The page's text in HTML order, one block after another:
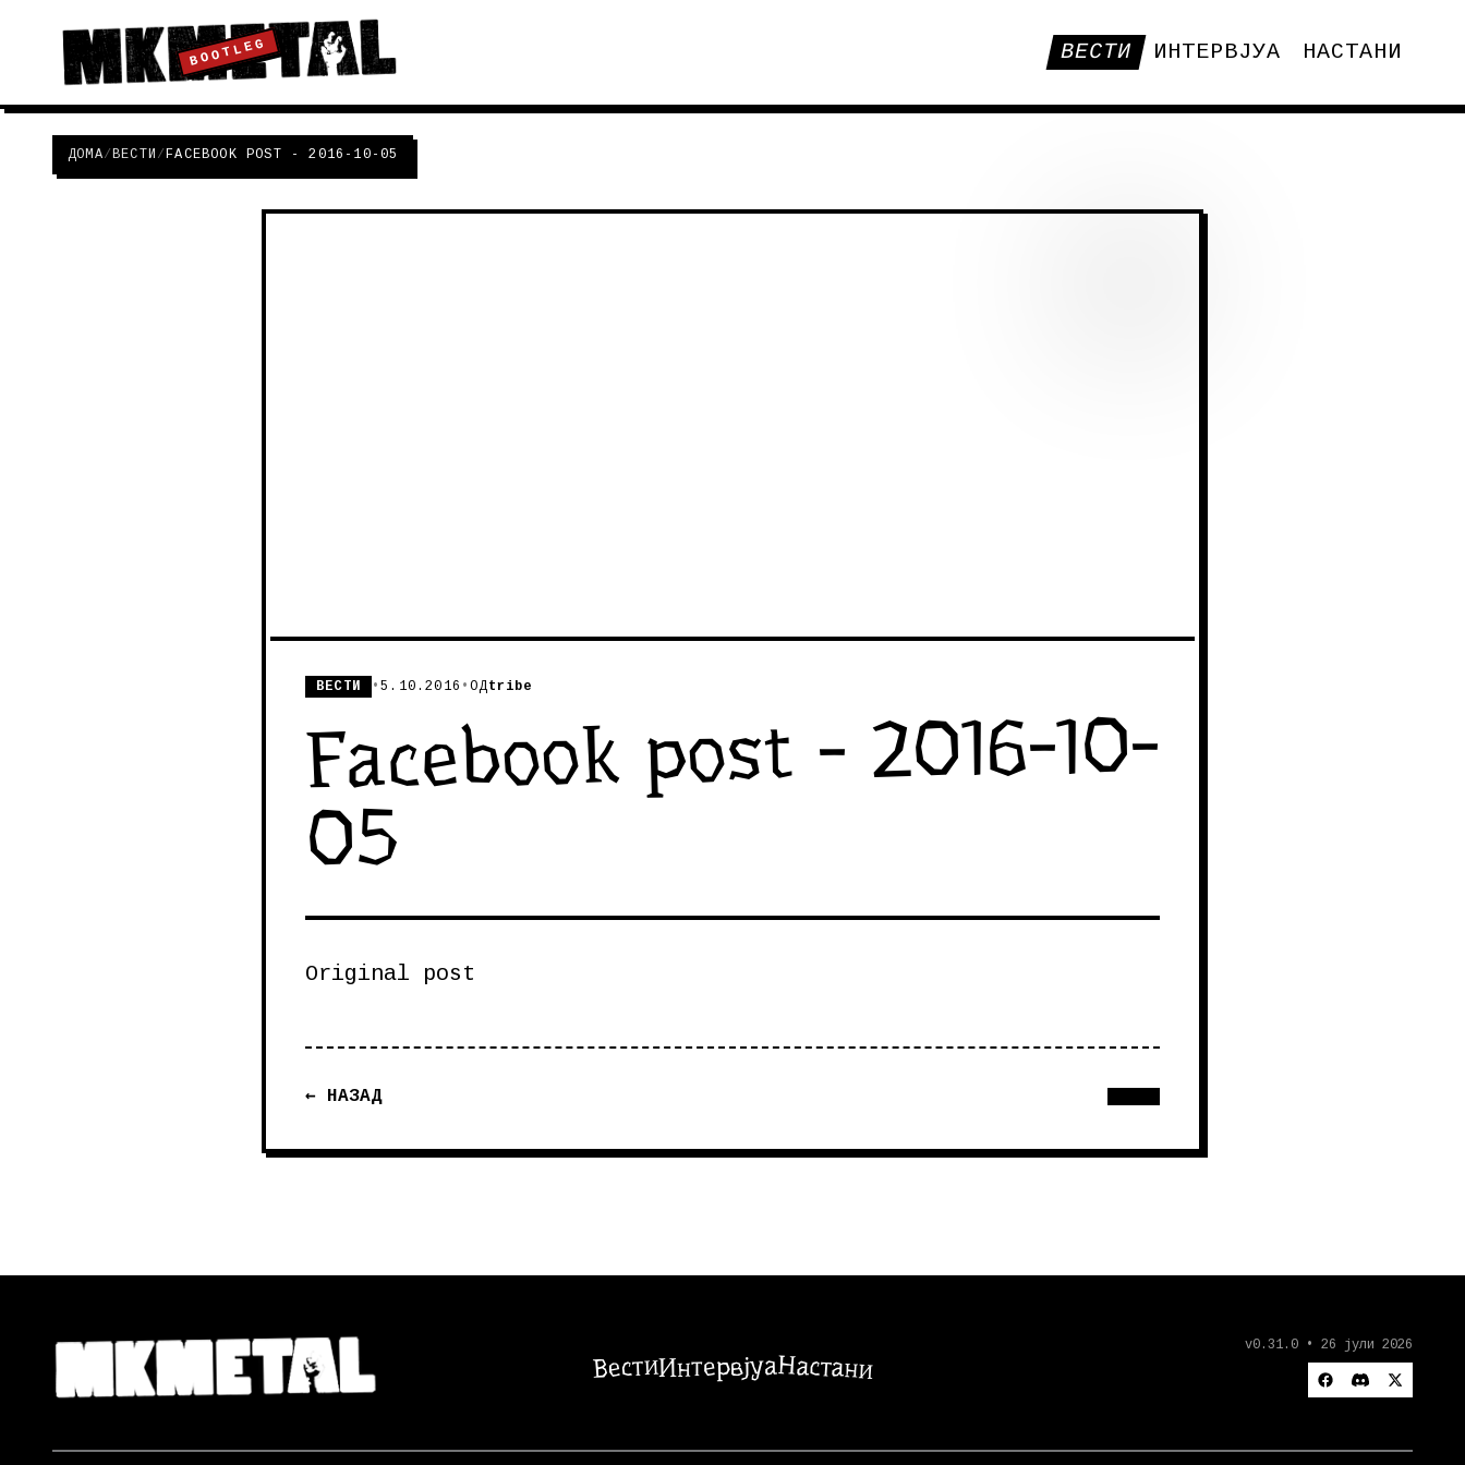
BOOTLEG ВЕСТИ ИНТЕРВЈУА НАСТАНИ
ДОМА/ВЕСТИ /FACEBOOK POST - 2016-10-05
ВЕСТИ •5.10.2016 •ОДtribe
Facebook post - 2016-10-
05
Original post
← НАЗАД
ВестиИнтервјуаНастани
v0.31.0 • 26 јули 2026